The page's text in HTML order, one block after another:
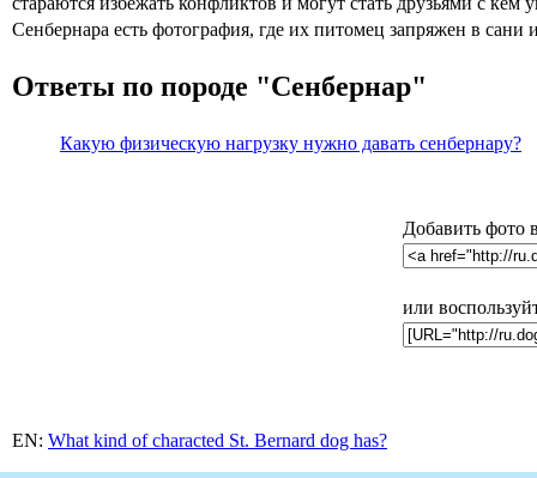
Сенбернара есть фотография, где их питомец запряжен в сани
Ответы по породе "Сенбернар"
Какую физическую нагрузку нужно давать сенбернару?
Добавить фото
или
EN: What kind of characted St. Bernard dog has?